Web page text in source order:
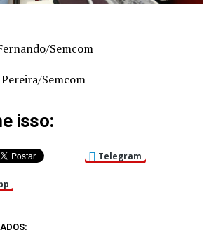
Semcom
Semcom
isso:
Telegram